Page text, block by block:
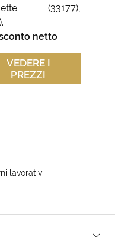
(33177),
netto
VEDERE I
PREZZI
lavorativi